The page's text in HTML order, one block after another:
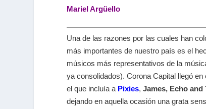
Mariel Argüello
Una de las razones por las cuales han
más importantes de nuestro país es el
músicos más representativos de la
ya consolidados). Corona Capital llegó
el que incluía a Pixies, James, Echo and
dejando en aquella ocasión una grata